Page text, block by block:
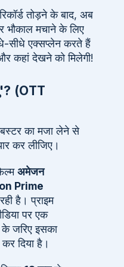
तोड़ने के बाद, अब
भौकाल मचाने के लिए
सीधे एक्सप्लेन करते हैं
कहां देखने को मिलेगी!
(OTT
का मजा लेने से
कर लीजिए।
अमेजन
Prime
है। प्राइम
पर एक
जरिए इसका
दिया है।